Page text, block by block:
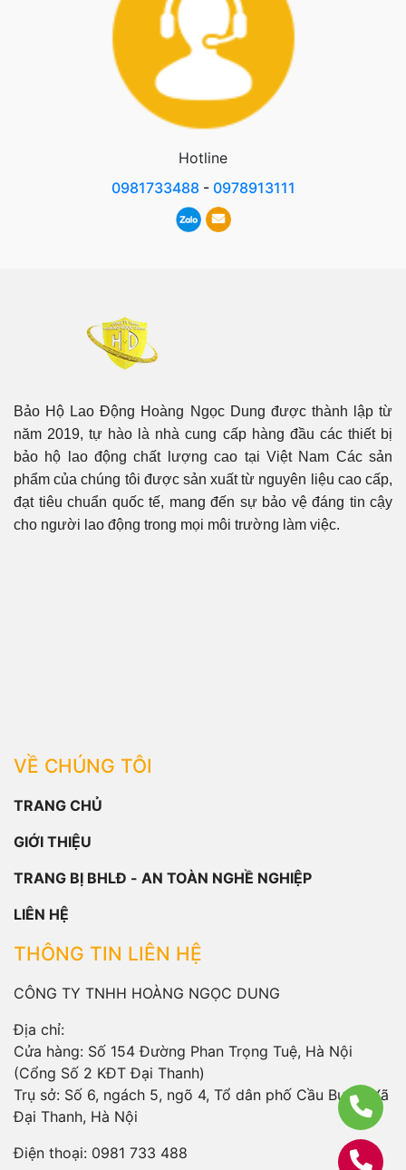
Hotline
0981733488- 0978913111
Bảo Hộ Lao Động Hoàng Ngọc Dung được thành lập từ
năm 2019, tự hào là nhà cung cấp hàng đầu các thiết bị
bảo hộ lao động chất lượng cao tại Việt Nam Các sản
phẩm của chúng tôi được sản xuất từ nguyên liệu cao cấp,
đạt tiêu chuẩn quốc tế, mang đến sự bảo vệ đáng tin cậy
cho người lao động trong mọi môi trường làm việc.
VỀ CHÚNG TÔI
TRANG CHỦ
GIỚI THIỆU
TRANG BỊ BHLĐ - AN TOÀN NGHỀ NGHIỆP
LIÊN HỆ
THÔNG TIN LIÊN HỆ
CÔNG TY TNHH HOÀNG NGỌC DUNG
Địa chỉ:
Cửa hàng: Số 154 Đường Phan Trọng Tuệ, Hà Nội
(Cổng Số 2 KĐT Đại Thanh)
Trụ sở: Số 6, ngách 5, ngõ 4, Tổ dân phố Cầu Bươu, Xã
Đại Thanh, Hà Nội
Điện thoại: 0981 733 488